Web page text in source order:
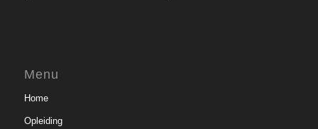
Menu
Home
Opleiding